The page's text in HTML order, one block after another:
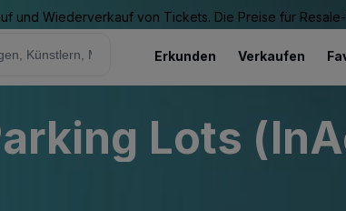
und Wiederverkauf von Tickets. Die Preise für
Erkunden Verkaufen
Lots